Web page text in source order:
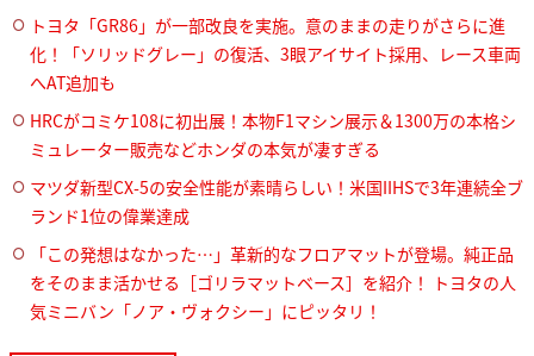
トヨタ「GR86」が一部改良を実施。意のままの走りがさらに進
化！「ソリッドグレー」の復活、3眼アイサイト採用、レース車両
へAT追加も
HRCがコミケ108に初出展！本物F1マシン展示＆1300万の本格シ
ミュレーター販売などホンダの本気が凄すぎる
マツダ新型CX-5の安全性能が素晴らしい！米国IIHSで3年連続全ブ
ランド1位の偉業達成
「この発想はなかった…」革新的なフロアマットが登場。純正品
をそのまま活かせる［ゴリラマットベース］を紹介！ トヨタの人
気ミニバン「ノア・ヴォクシー」にピッタリ！